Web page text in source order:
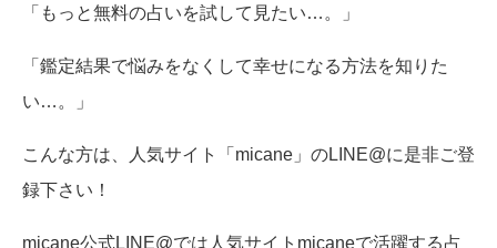
「もっと無料の占いを試して見たい…。」
「鑑定結果で悩みをなくして幸せになる方法を知りた
い…。」
こんな方は、人気サイト「micane」のLINE@に是非ご登
録下さい！
micane公式LINE@では人気サイトmicaneで活躍する占